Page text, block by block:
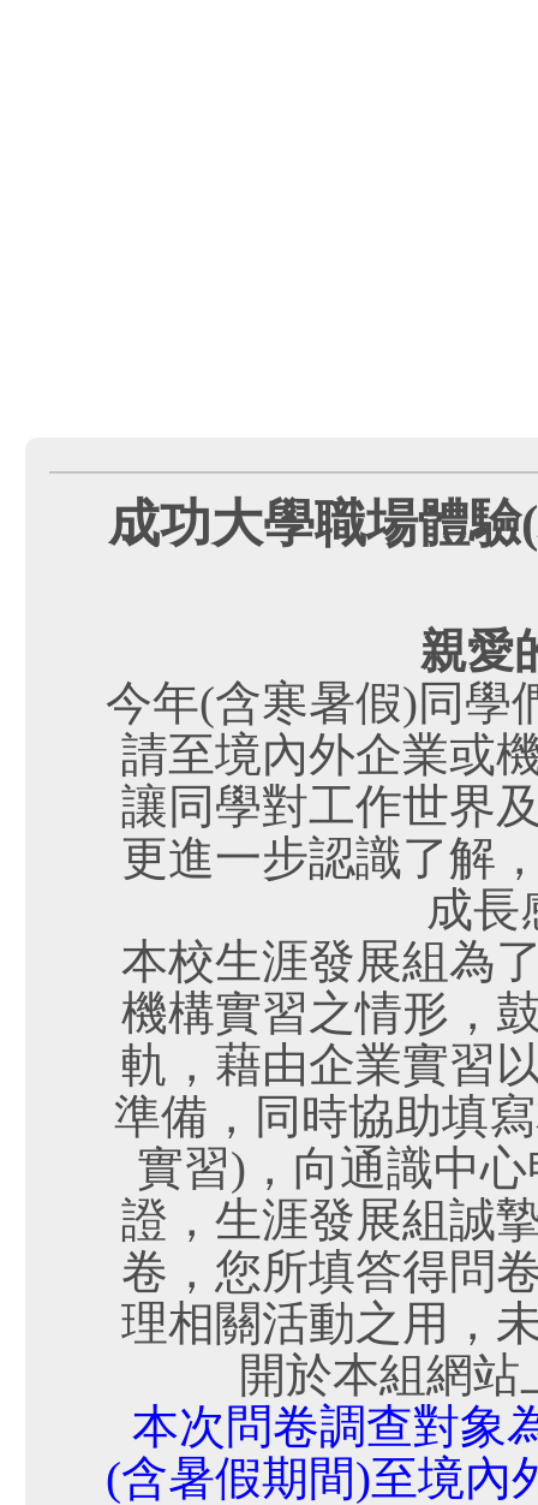
成功大學職場體
親愛
今年(含寒暑假)同學
請至境內外企業或
讓同學對工作世界
更進一步認識了解
成長
本校生涯發展組為
機構實習之情形，
軌，藉由企業實習
準備，同時協助填
實習)，向通識中
證，生涯發展組誠
卷，您所填答得問
理相關活動之用，
開於本組網
本次問卷調查對象
(含暑假期間)至境內